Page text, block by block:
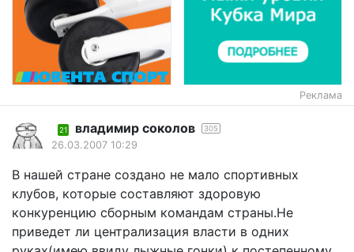
Реклама
21 владимир соколов 305
26.03.2007 10:29
В нашей стране создано не мало спортивных
клубов, которые составляют здоровую
конкуренцию сборным командам страны.Не
приведет ли централизация власти в одних